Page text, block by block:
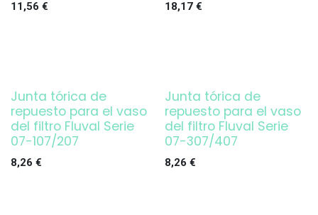
11,56 € 18,17€
Junta tórica de
repuesto para el vaso
del filtro Fluval Serie
07-107/207
8,26 €
Junta tórica de
repuesto para el vaso
del filtro Fluval Serie
07-307/407
8,26 €